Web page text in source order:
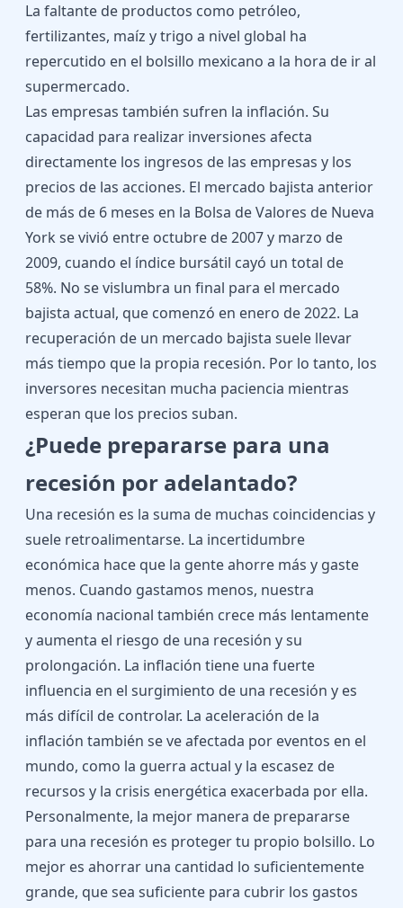
La faltante de productos como petróleo,
fertilizantes, maíz y trigo a nivel global ha
repercutido en el bolsillo mexicano a la hora de ir al
supermercado.
Las empresas también sufren la inflación. Su
capacidad para realizar inversiones afecta
directamente los ingresos de las empresas y los
precios de las acciones. El mercado bajista anterior
de más de 6 meses en la Bolsa de Valores de Nueva
York se vivió entre octubre de 2007 y marzo de
2009, cuando el índice bursátil cayó un total de
58%. No se vislumbra un final para el mercado
bajista actual, que comenzó en enero de 2022. La
recuperación de un mercado bajista suele llevar
más tiempo que la propia recesión. Por lo tanto, los
inversores necesitan mucha paciencia mientras
esperan que los precios suban.
¿Puede prepararse para una
recesión por adelantado?
Una recesión es la suma de muchas coincidencias y
suele retroalimentarse. La incertidumbre
económica hace que la gente ahorre más y gaste
menos. Cuando gastamos menos, nuestra
economía nacional también crece más lentamente
y aumenta el riesgo de una recesión y su
prolongación. La inflación tiene una fuerte
influencia en el surgimiento de una recesión y es
más difícil de controlar. La aceleración de la
inflación también se ve afectada por eventos en el
mundo, como la guerra actual y la escasez de
recursos y la crisis energética exacerbada por ella.
Personalmente, la mejor manera de prepararse
para una recesión es proteger tu propio bolsillo. Lo
mejor es ahorrar una cantidad lo suficientemente
grande, que sea suficiente para cubrir los gastos